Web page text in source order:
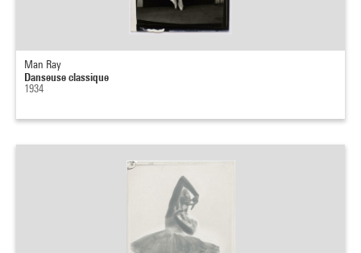
Man Ray
Danseuse classique
1934